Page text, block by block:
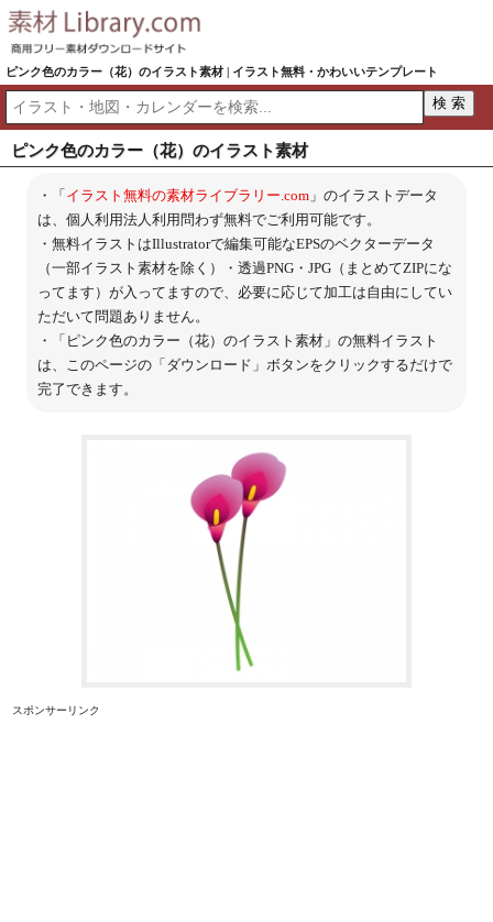
ピンク色のカラー（花）のイラスト素材 | イラスト無料・かわいいテンプレート
ピンク色のカラー（花）のイラスト素材
・「イラスト無料の素材ライブラリー.com」のイラストデータ
は、個人利用法人利用問わず無料でご利用可能です。
・無料イラストはIllustratorで編集可能なEPSのベクターデータ
（一部イラスト素材を除く）・透過PNG・JPG（まとめてZIPにな
ってます）が入ってますので、必要に応じて加工は自由にしてい
ただいて問題ありません。
・「ピンク色のカラー（花）のイラスト素材」の無料イラスト
は、このページの「ダウンロード」ボタンをクリックするだけで
完了できます。
スポンサーリンク